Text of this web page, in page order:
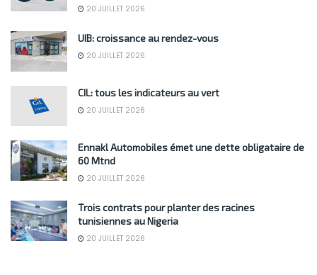
20 JUILLET 2026
UIB: croissance au rendez-vous
20 JUILLET 2026
CIL: tous les indicateurs au vert
20 JUILLET 2026
Ennakl Automobiles émet une dette obligataire de
60 Mtnd
20 JUILLET 2026
Trois contrats pour planter des racines
tunisiennes au Nigeria
20 JUILLET 2026